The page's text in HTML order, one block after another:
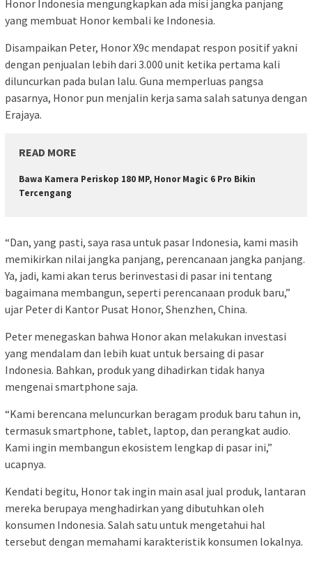
Honor Indonesia mengungkapkan ada misi jangka panjang
yang membuat Honor kembali ke Indonesia.
Disampaikan Peter, Honor X9c mendapat respon positif yakni
dengan penjualan lebih dari 3.000 unit ketika pertama kali
diluncurkan pada bulan lalu. Guna memperluas pangsa
pasarnya, Honor pun menjalin kerja sama salah satunya dengan
Erajaya.
READ MORE
Bawa Kamera Periskop 180 MP, Honor Magic 6 Pro Bikin
Tercengang
“Dan, yang pasti, saya rasa untuk pasar Indonesia, kami masih
memikirkan nilai jangka panjang, perencanaan jangka panjang.
Ya, jadi, kami akan terus berinvestasi di pasar ini tentang
bagaimana membangun, seperti perencanaan produk baru,”
ujar Peter di Kantor Pusat Honor, Shenzhen, China.
Peter menegaskan bahwa Honor akan melakukan investasi
yang mendalam dan lebih kuat untuk bersaing di pasar
Indonesia. Bahkan, produk yang dihadirkan tidak hanya
mengenai smartphone saja.
“Kami berencana meluncurkan beragam produk baru tahun in,
termasuk smartphone, tablet, laptop, dan perangkat audio.
Kami ingin membangun ekosistem lengkap di pasar ini,”
ucapnya.
Kendati begitu, Honor tak ingin main asal jual produk, lantaran
mereka berupaya menghadirkan yang dibutuhkan oleh
konsumen Indonesia. Salah satu untuk mengetahui hal
tersebut dengan memahami karakteristik konsumen lokalnya.